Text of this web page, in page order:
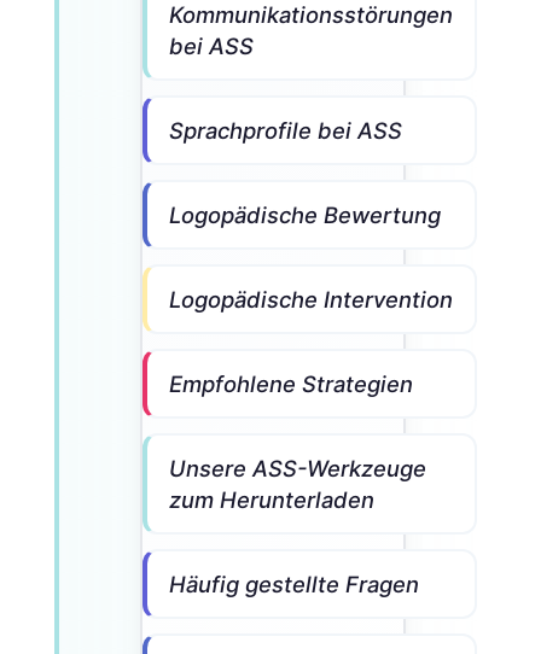
Kommunikationsstörungen
bei ASS
Sprachprofile bei ASS
Logopädische Bewertung
Logopädische Intervention
Empfohlene Strategien
Unsere ASS-Werkzeuge
zum Herunterladen
Häufig gestellte Fragen